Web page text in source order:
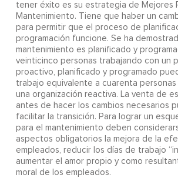
tener éxito es su estrategia de Mejores
Mantenimiento. Tiene que haber un
para permitir que el proceso de
programación funcione. Se ha
mantenimiento es planificado y
veinticinco personas trabajando con un
proactivo, planificado y programado
trabajo equivalente a cuarenta
una organización reactiva. La venta de
antes de hacer los cambios necesarios
facilitar la transición. Para lograr un
para el mantenimiento deben
aspectos obligatorios la mejora de la
empleados, reducir los días de trabajo
aumentar el amor propio y como
moral de los empleados.